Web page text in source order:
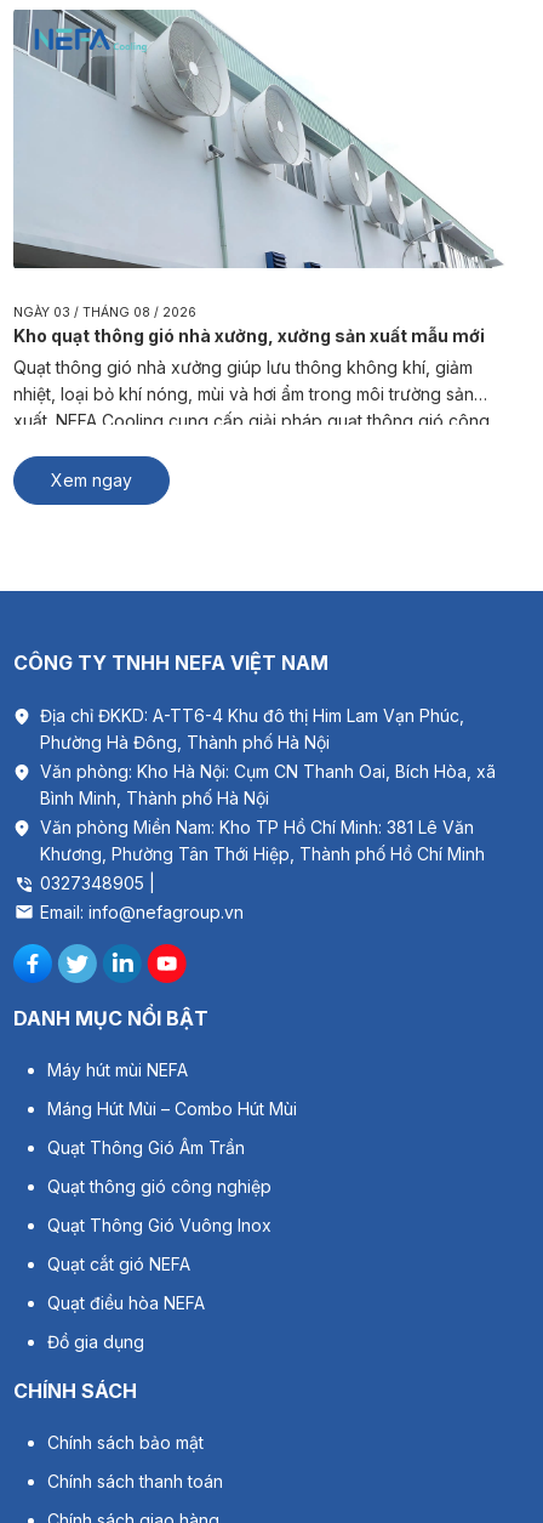
NGÀY 03 / THÁNG 08 / 2026
Kho quạt thông gió nhà xưởng, xưởng sản xuất mẫu mới
Quạt thông gió nhà xưởng giúp lưu thông không khí, giảm
nhiệt, loại bỏ khí nóng, mùi và hơi ẩm trong môi trường sản
xuất. NEFA Cooling cung cấp giải pháp quạt thông gió công
Xem thêm: Thông gió biệt thự Quạt […]
Xem ngay
CÔNG TY TNHH NEFA VIỆT NAM
Địa chỉ ĐKKD: A-TT6-4 Khu đô thị Him Lam Vạn Phúc,
Phường Hà Đông, Thành phố Hà Nội
Văn phòng: Kho Hà Nội: Cụm CN Thanh Oai, Bích Hòa, xã
Bình Minh, Thành phố Hà Nội
Văn phòng Miền Nam: Kho TP Hồ Chí Minh: 381 Lê Văn
Khương, Phường Tân Thới Hiệp, Thành phố Hồ Chí Minh
0327348905 |
Email: info@nefagroup.vn
DANH MỤC NỔI BẬT
Máy hút mùi NEFA
Máng Hút Mùi – Combo Hút Mùi
Quạt Thông Gió Âm Trần
Quạt thông gió công nghiệp
Quạt Thông Gió Vuông Inox
Quạt cắt gió NEFA
Quạt điều hòa NEFA
Đồ gia dụng
CHÍNH SÁCH
Chính sách bảo mật
Chính sách thanh toán